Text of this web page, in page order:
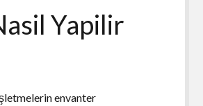
Yapilir
envanter